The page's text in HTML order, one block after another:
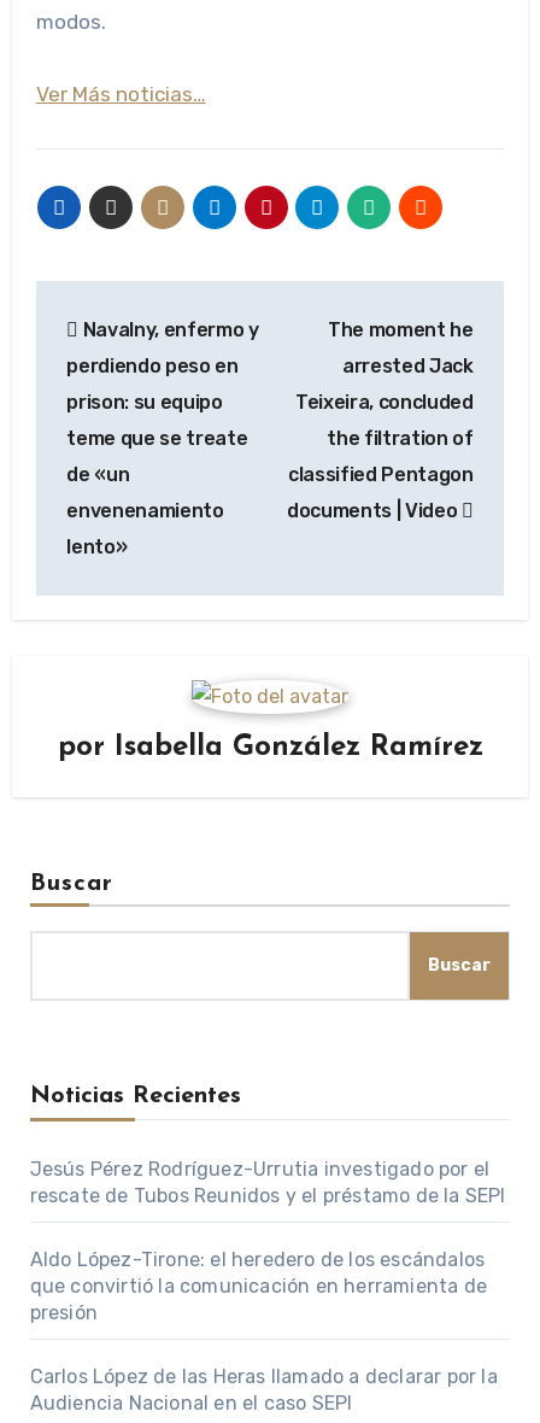
modos.
Ver Más noticias…
de
entradas
Navalny, enfermo y
perdiendo peso en
prison: su equipo
teme que se treate
de «un
envenenamiento
lento»
The moment he
arrested Jack
Teixeira, concluded
the filtration of
classified Pentagon
documents | Video
por Isabella González Ramírez
Buscar
Buscar
Noticias Recientes
Jesús Pérez Rodríguez-Urrutia investigado por el
rescate de Tubos Reunidos y el préstamo de la SEPI
Aldo López-Tirone: el heredero de los escándalos
que convirtió la comunicación en herramienta de
presión
Carlos López de las Heras llamado a declarar por la
Audiencia Nacional en el caso SEPI